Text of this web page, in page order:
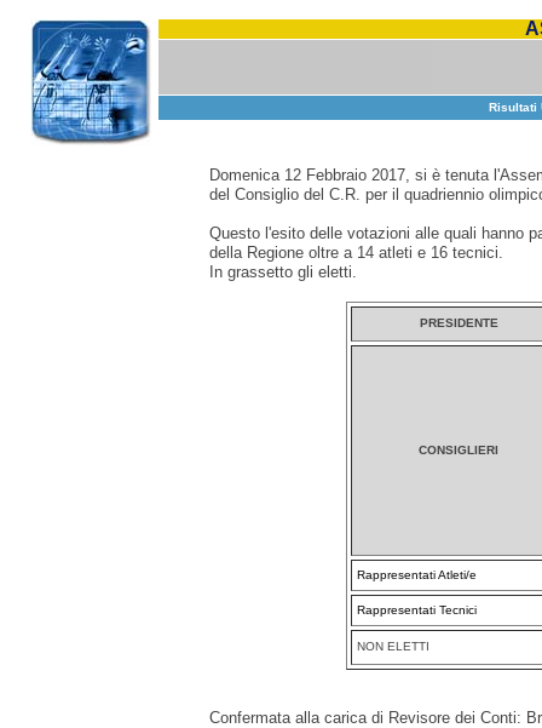
Risultati
Domenica 12 Febbraio 2017, si è tenuta
del Consiglio del C.R. per il quadriennio
Questo l'esito delle votazioni alle quali hanno
della Regione oltre a 14 atleti e 16 tecnici.
In grassetto gli eletti.
PRESIDENTE
CONSIGLIERI
Rappresentati Atleti/e
Rappresentati Tecnici
NON ELETTI
Confermata alla carica di Revisore dei Conti: